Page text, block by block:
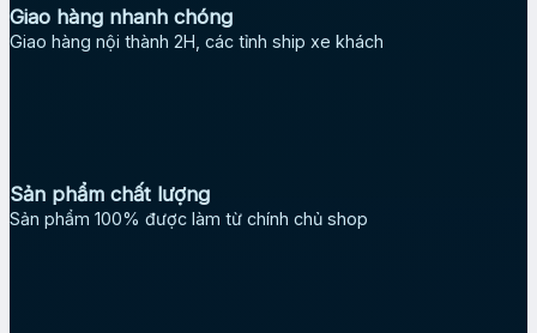
Giao hàng nhanh chóng
Giao hàng nội thành 2H, các tỉnh ship xe khách
Sản phẩm chất lượng
Sản phẩm 100% được làm từ chính chủ shop